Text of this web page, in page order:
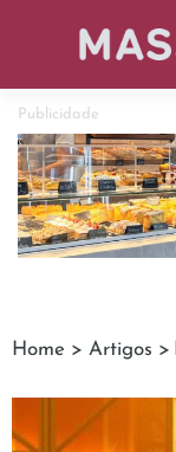
Publicidade
Home > Artigos >